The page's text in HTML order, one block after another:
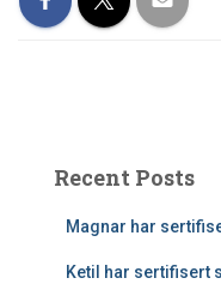
Recent Posts
Magnar har
Ketil har sertifisert